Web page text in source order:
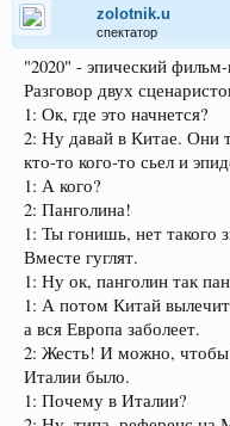
zolotnik.u
спектатор
"2020" - эпический
Разговор двух
1: Ок, где это начнется?
2: Ну давай в Китае. Они
кто-то кого-то сьел и
1: А кого?
2: Панголина!
1: Ты гонишь, нет такого
Вместе гуглят.
1: Ну ок, панголин так
1: А потом Китай
а вся Европа заболеет.
2: Жесть! И можно, чтобы
Италии было.
1: Почему в Италии?